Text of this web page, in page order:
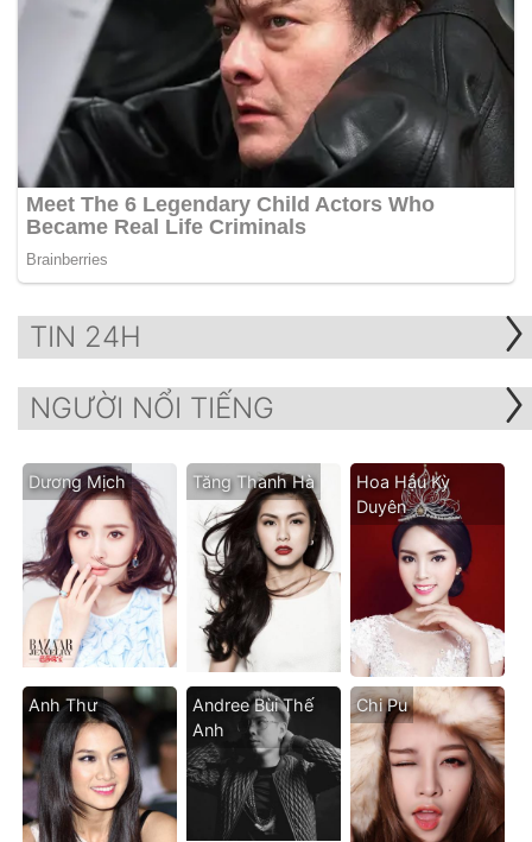
TIN 24H
NGƯỜI NỔI TIẾNG
Dương Mịch Tăng Thanh Hà
Hoa Hậu Kỳ
Duyên
Anh Thư
Andree Bùi Thế
Anh
Chi Pu